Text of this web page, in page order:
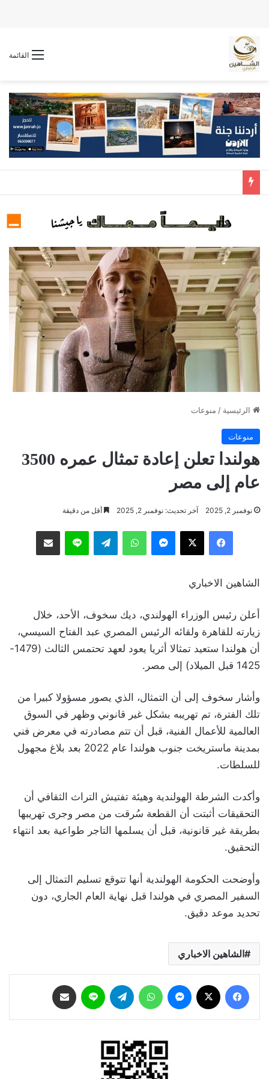
القائمة
الرئيسية / منوعات
منوعات
هولندا تعلن إعادة تمثال عمره 3500
عام إلى مصر
نوفمبر 2, 2025 آخر تحديث: نوفمبر 2, 2025 أقل من دقيقة
فيسبوك ‫X ماسنجر واتساب تيلقرام لاين مشاركة عبر البريد
الشاهين الاخباري
أعلن رئيس الوزراء الهولندي، ديك سخوف، الأحد، خلال
زيارته للقاهرة ولقائه الرئيس المصري عبد الفتاح السيسي،
أن هولندا ستعيد تمثالا أثريا يعود لعهد تحتمس الثالث (1479-
1425 قبل الميلاد) إلى مصر.
وأشار سخوف إلى أن التمثال، الذي يصور مسؤولا كبيرا من
تلك الفترة، تم تهريبه بشكل غير قانوني وظهر في السوق
العالمية للأعمال الفنية، قبل أن تتم مصادرته في معرض فني
بمدينة ماستريخت جنوب هولندا عام 2022 بعد بلاغ مجهول
للسلطات.
وأكدت الشرطة الهولندية وهيئة تفتيش التراث الثقافي أن
التحقيقات أثبتت أن القطعة سُرقت من مصر وجرى تهريبها
بطريقة غير قانونية، قبل أن يسلمها التاجر طواعية بعد انتهاء
التحقيق.
وأوضحت الحكومة الهولندية أنها تتوقع تسليم التمثال إلى
السفير المصري في هولندا قبل نهاية العام الجاري، دون
تحديد موعد دقيق.
الشاهين الاخباري
فيسبوك ماسنجر واتساب تيلقرام لاين